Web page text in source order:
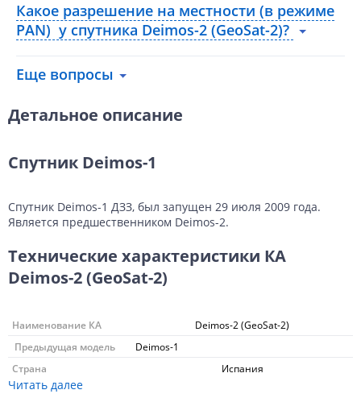
Какое разрешение на местности (в режиме
PAN) у спутника Deimos-2 (GeoSat-2)?
Еще вопросы
Детальное описание
Спутник Deimos-1
Спутник Deimos-1 ДЗЗ, был запущен 29 июля 2009 года.
Является предшественником Deimos-2.
Технические характеристики КА
Deimos-2 (GeoSat-2)
Наименование КА
Deimos-2 (GeoSat-2)
Предыдущая модель
Deimos-1
Страна
Испания
Разработчики
Читать далее